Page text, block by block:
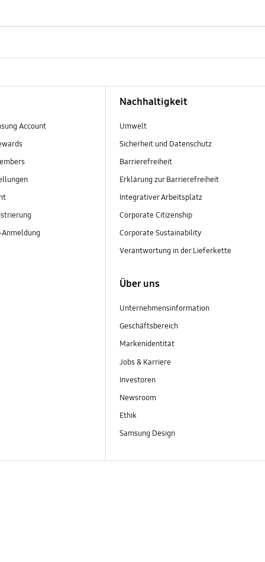
Account
Nachhaltigkeit
Umwelt
Sicherheit und Datenschutz
Barrierefreiheit
Erklärung zur Barrierefreiheit
Integrativer Arbeitsplatz
Corporate Citizenship
Corporate Sustainability
Verantwortung in der Lieferkette
Über uns
Unternehmensinformation
Geschäftsbereich
Markenidentität
Jobs & Karriere
Investoren
Newsroom
Ethik
Samsung Design